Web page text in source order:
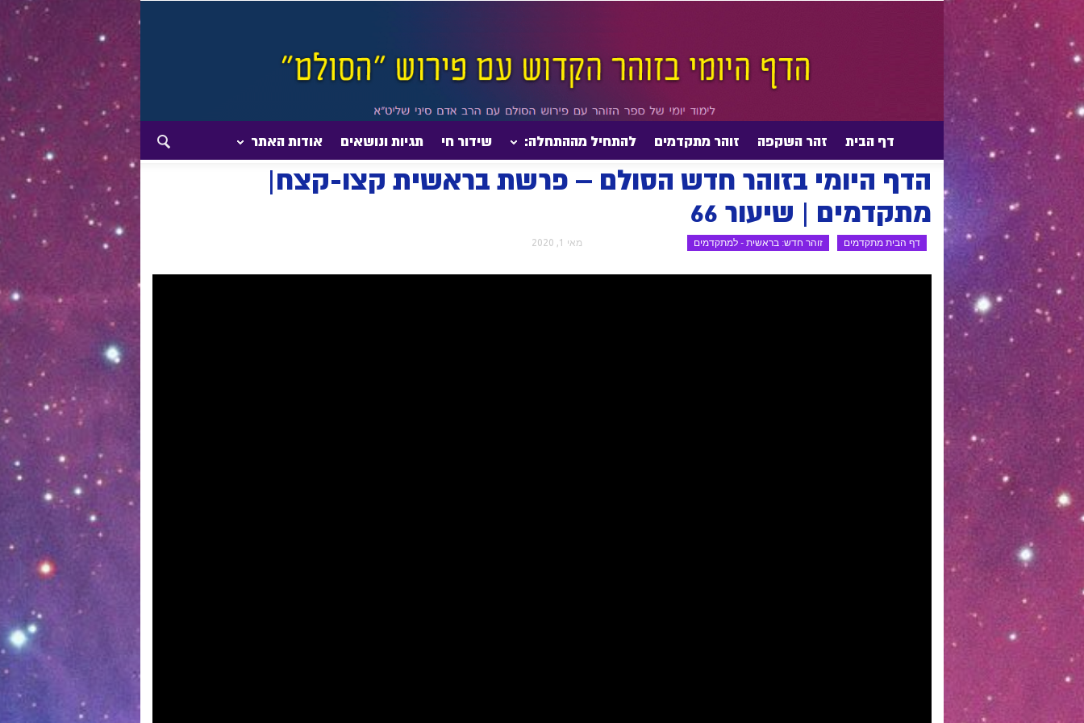
דף הבית זהר השקפה זוהר מתקדמים להתחיל מההתחלה: שידור חי תגיות ונושאים אודות האתר דף הבית מתקדמים זוהר חדש: בראשית - למתקדמים הדף היומי בזוהר חדש הסולם – פרשת בראשית קצו-קצח| מתקדמים | שיעור...
הדף היומי בזוהר חדש הסולם – פרשת בראשית קצו-קצח|
מתקדמים | שיעור 66
דף הבית מתקדמים זוהר חדש: בראשית - למתקדמים מאי 1, 2020